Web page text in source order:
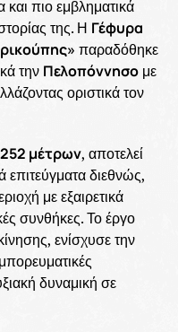
και πιο εμβληματικά
της. Η Γέφυρα
παραδόθηκε
την Πελοπόννησομε
οριστικά τον
μέτρων, αποτελεί
επιτεύγματα διεθνώς,
με εξαιρετικά
συνθήκες. Το έργο
ενίσχυσε την
δυναμική σε